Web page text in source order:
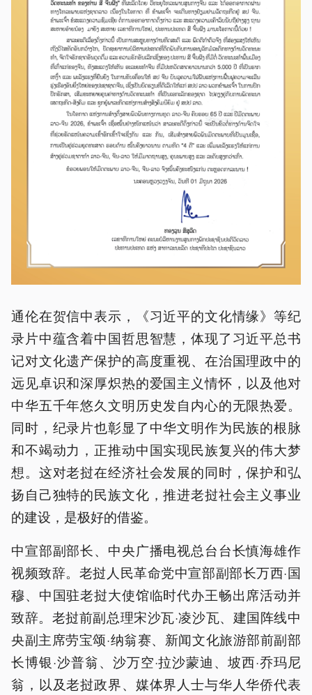
通伦在贺信中表示，《习近平的文化情缘》等纪
录片中蕴含着中国哲思智慧，体现了习近平总书
记对文化遗产保护的高度重视、在治国理政中的
远见卓识和深厚炽热的爱国主义情怀，以及他对
中华五千年悠久文明历史发自内心的无限热爱。
同时，纪录片也彰显了中华文明作为民族的根脉
和不竭动力，正推动中国实现民族复兴的伟大梦
想。这对老挝在经济社会发展的同时，保护和弘
扬自己独特的民族文化，推进老挝社会主义事业
的建设，是极好的借鉴。
中宣部副部长、中央广播电视总台台长慎海雄作
视频致辞。老挝人民革命党中宣部副部长万西·国
穆、中国驻老挝大使馆临时代办王畅出席活动并
致辞。老挝前副总理宋沙瓦·凌沙瓦、建国阵线中
央副主席劳宝颂·纳翁赛、新闻文化旅游部前副部
长博银·沙普翁、沙万空·拉沙蒙迪、坡西·乔玛尼
翁，以及老挝政界、媒体界人士与华人华侨代表